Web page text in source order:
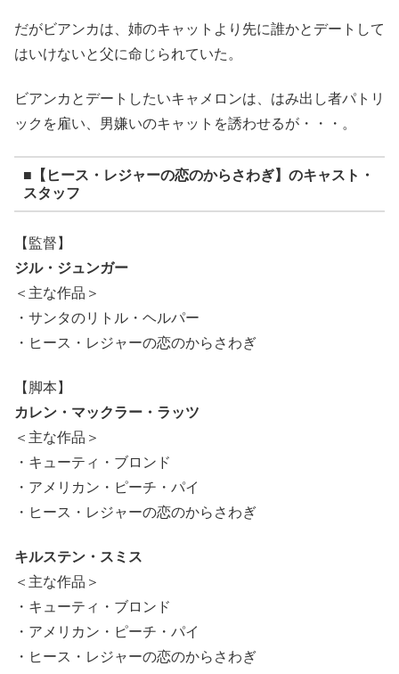
だがビアンカは、姉のキャットより先に誰かとデートして
はいけないと父に命じられていた。
ビアンカとデートしたいキャメロンは、はみ出し者パトリ
ックを雇い、男嫌いのキャットを誘わせるが・・・。
■【ヒース・レジャーの恋のからさわぎ】のキャスト・
スタッフ
【監督】
ジル・ジュンガー
＜主な作品＞
・サンタのリトル・ヘルパー
・ヒース・レジャーの恋のからさわぎ
【脚本】
カレン・マックラー・ラッツ
＜主な作品＞
・キューティ・ブロンド
・アメリカン・ピーチ・パイ
・ヒース・レジャーの恋のからさわぎ
キルステン・スミス
＜主な作品＞
・キューティ・ブロンド
・アメリカン・ピーチ・パイ
・ヒース・レジャーの恋のからさわぎ